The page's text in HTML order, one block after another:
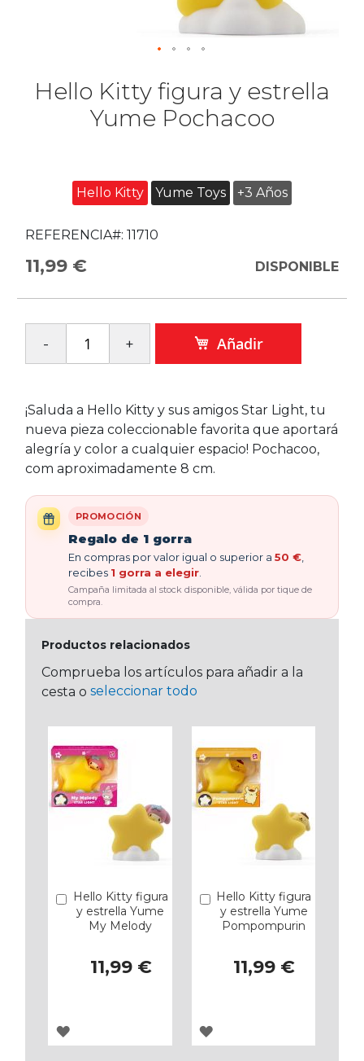
Hello Kitty figura y estrella
Yume Pochacoo
Hello Kitty Yume Toys +3 Años
REFERENCIA#: 11710
11,99 € DISPONIBLE
Añadir
¡Saluda a Hello Kitty y sus amigos Star Light, tu
nueva pieza coleccionable favorita que aportará
alegría y color a cualquier espacio! Pochacoo,
com aproximadamente 8 cm.
PROMOCIÓN
Regalo de 1 gorra
En compras por valor igual o superior a 50 €
recibes 1 gorra a elegir
Campaña limitada al stock disponible, válida por tique de
compra.
Productos relacionados
Comprueba los artículos para añadir a la
cesta o seleccionar todo
Hello Kitty figura
y estrella Yume
My Melody
11,99 €
Añadir
AGREGAR
Hello Kitty figura
y estrella Yume
Pompompurin
11,99 €
Añadir
AGREGAR